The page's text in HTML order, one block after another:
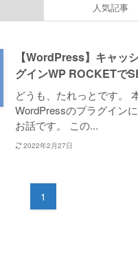
人気記事
【WordPress】キャッ
グインWP ROCKETで
どうも、たれっとです。
WordPressのプラグイン
お話です。 この...
2022年2月27日
1